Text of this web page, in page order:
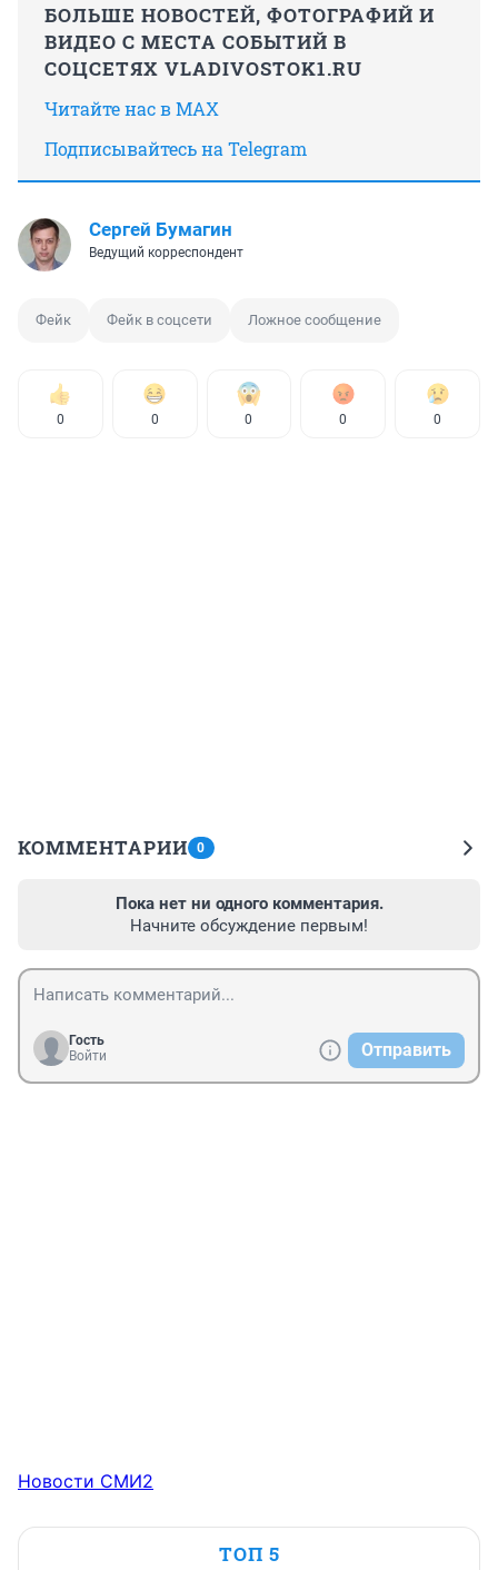
БОЛЬШЕ НОВОСТЕЙ, ФОТОГРАФИЙ И
ВИДЕО С МЕСТА СОБЫТИЙ В
СОЦСЕТЯХ VLADIVOSTOK1.RU
Читайте нас в MAX
Подписывайтесь на Telegram
Сергей Бумагин
Ведущий корреспондент
Фейк Фейк в соцсети Ложное сообщение
0 0 0 0 0
КОММЕНТАРИИ 0
Пока нет ни одного комментария.
Начните обсуждение первым!
Гость
Войти
Отправить
Новости СМИ2
ТОП 5